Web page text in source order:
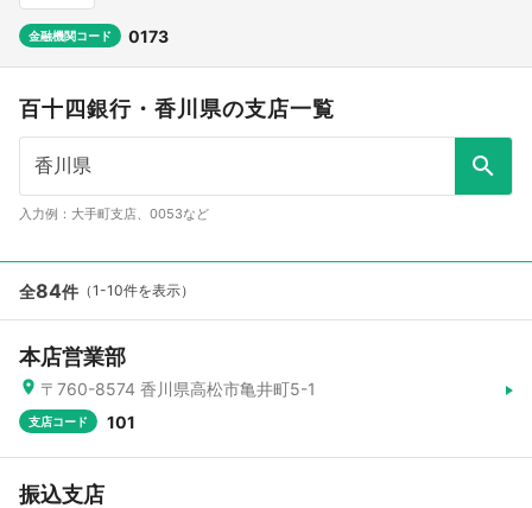
金融機関コード 0173
百十四銀行・香川県の支店一覧
入力例：大手町支店、0053など
全84件 （1-10件を表示）
本店営業部
〒760-8574 香川県高松市亀井町5-1
支店コード 101
振込支店